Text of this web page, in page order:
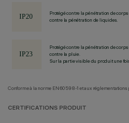
Protégé contre la pénétration de
contre la pénétration de liquides.
Protégé contre la pénétration de
contre la pluie.
Sur la partie visible du produit une
Conforme à la norme EN60598-1 et aux réglementations
CERTIFICATIONS PRODUIT